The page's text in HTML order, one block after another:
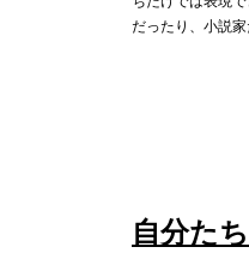
だったり、小説家
自分た